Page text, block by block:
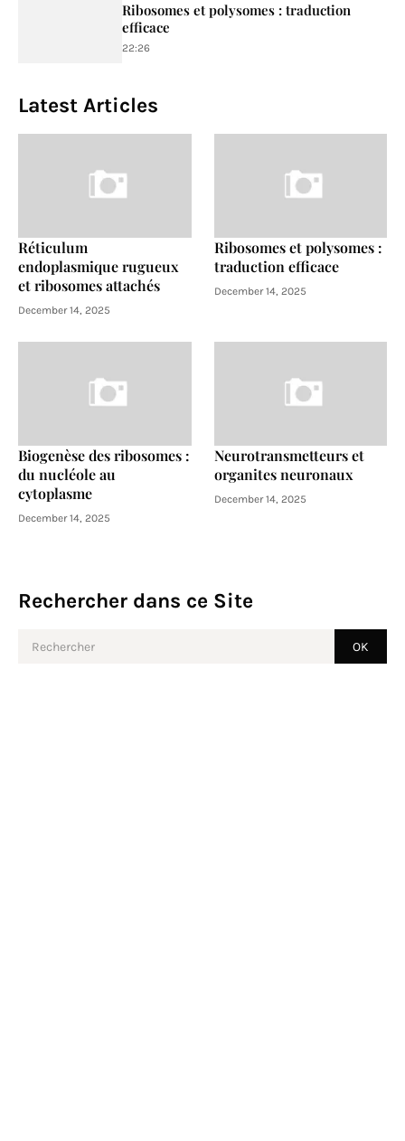
Ribosomes et polysomes : traduction
efficace
22:26
Latest Articles
Réticulum
endoplasmique rugueux
et ribosomes attachés
December 14, 2025
Ribosomes et polysomes :
traduction efficace
December 14, 2025
Biogenèse des ribosomes :
du nucléole au
cytoplasme
December 14, 2025
Neurotransmetteurs et
organites neuronaux
December 14, 2025
Rechercher dans ce Site